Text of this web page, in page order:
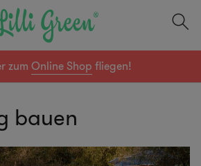
zumOnline Shop fliegen!
bauen